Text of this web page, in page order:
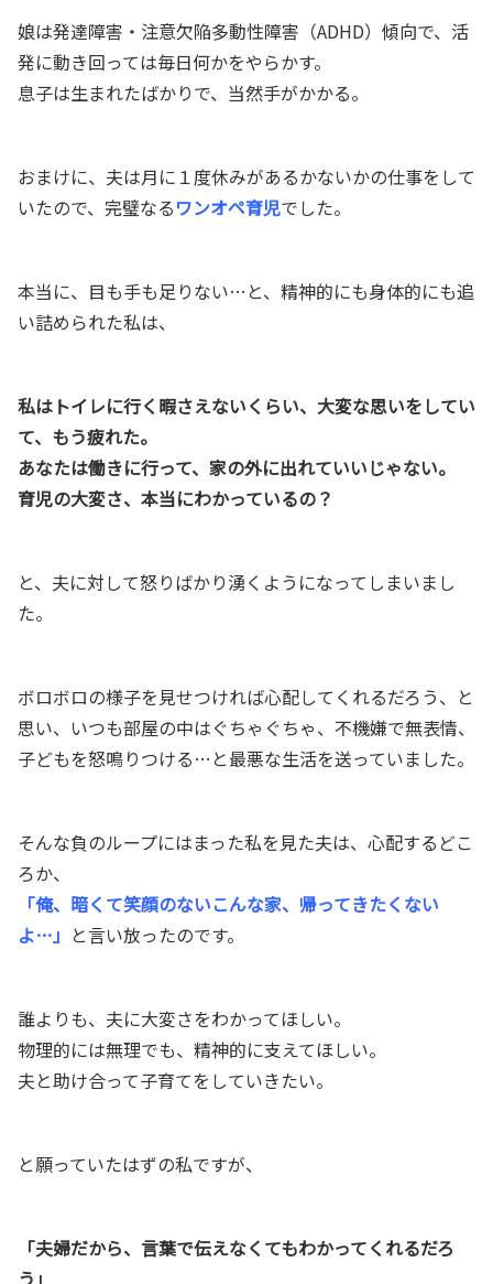
娘は発達障害・注意欠陥多動性障害（ADHD）傾向で、活
発に動き回っては毎日何かをやらかす。
息子は生まれたばかりで、当然手がかかる。
おまけに、夫は月に１度休みがあるかないかの仕事をして
いたので、完璧なるワンオペ育児でした。
本当に、目も手も足りない…と、精神的にも身体的にも追
い詰められた私は、
私はトイレに行く暇さえないくらい、大変な思いをしてい
て、もう疲れた。
あなたは働きに行って、家の外に出れていいじゃない。
育児の大変さ、本当にわかっているの？
と、夫に対して怒りばかり湧くようになってしまいまし
た。
ボロボロの様子を見せつければ心配してくれるだろう、と
思い、いつも部屋の中はぐちゃぐちゃ、不機嫌で無表情、
子どもを怒鳴りつける…と最悪な生活を送っていました。
そんな負のループにはまった私を見た夫は、心配するどこ
ろか、
「俺、暗くて笑顔のないこんな家、帰ってきたくない
よ…」 と言い放ったのです。
誰よりも、夫に大変さをわかってほしい。
物理的には無理でも、精神的に支えてほしい。
夫と助け合って子育てをしていきたい。
と願っていたはずの私ですが、
「夫婦だから、言葉で伝えなくてもわかってくれるだろ